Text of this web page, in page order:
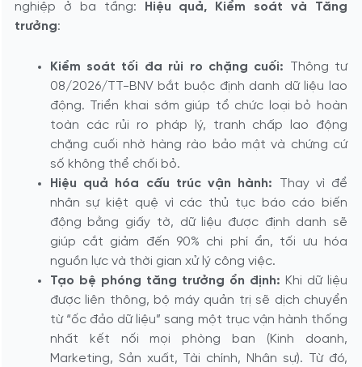
nghiệp ở ba tầng: Hiệu quả, Kiểm soát và Tăng
trưởng:
Kiểm soát tối đa rủi ro chặng cuối: Thông tư
08/2026/TT-BNV bắt buộc định danh dữ liệu lao
động. Triển khai sớm giúp tổ chức loại bỏ hoàn
toàn các rủi ro pháp lý, tranh chấp lao động
chặng cuối nhờ hàng rào bảo mật và chứng cứ
số không thể chối bỏ.
Hiệu quả hóa cấu trúc vận hành: Thay vì để
nhân sự kiệt quệ vì các thủ tục báo cáo biến
động bằng giấy tờ, dữ liệu được định danh sẽ
giúp cắt giảm đến 90% chi phí ẩn, tối ưu hóa
nguồn lực và thời gian xử lý công việc.
Tạo bệ phóng tăng trưởng ổn định: Khi dữ liệu
được liên thông, bộ máy quản trị sẽ dịch chuyển
từ “ốc đảo dữ liệu” sang một trục vận hành thống
nhất kết nối mọi phòng ban (Kinh doanh,
Marketing, Sản xuất, Tài chính, Nhân sự). Từ đó,